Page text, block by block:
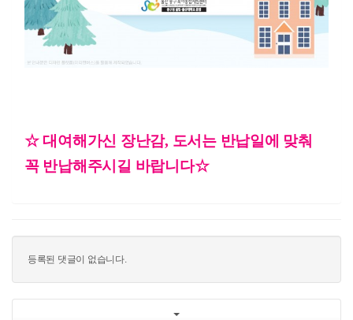
☆ 대여해가신 장난감, 도서는 반납일에 맞춰
꼭 반납해주시길 바랍니다☆
등록된 댓글이 없습니다.